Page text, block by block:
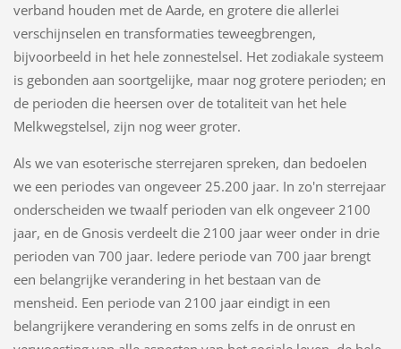
verband houden met de Aarde, en grotere die allerlei
verschijnselen en transformaties teweegbrengen,
bijvoorbeeld in het hele zonnestelsel. Het zodiakale systeem
is gebonden aan soortgelijke, maar nog grotere perioden; en
de perioden die heersen over de totaliteit van het hele
Melkwegstelsel, zijn nog weer groter.
Als we van esoterische sterrejaren spreken, dan bedoelen
we een periodes van ongeveer 25.200 jaar. In zo'n sterrejaar
onderscheiden we twaalf perioden van elk ongeveer 2100
jaar, en de Gnosis verdeelt die 2100 jaar weer onder in drie
perioden van 700 jaar. Iedere periode van 700 jaar brengt
een belangrijke verandering in het bestaan van de
mensheid. Een periode van 2100 jaar eindigt in een
belangrijkere verandering en soms zelfs in de onrust en